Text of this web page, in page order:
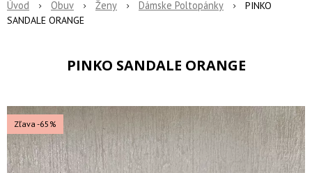
Úvod Obuv Ženy Dámske Poltopánky
PINKO
SANDALE ORANGE
PINKO SANDALE ORANGE
Zľava -65%